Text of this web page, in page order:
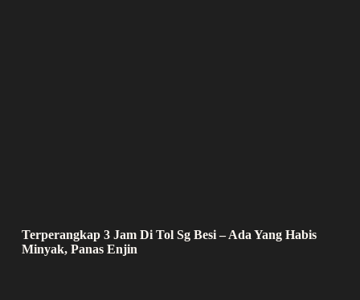
Terperangkap 3 Jam Di Tol Sg Besi – Ada Yang Habis
Minyak, Panas Enjin